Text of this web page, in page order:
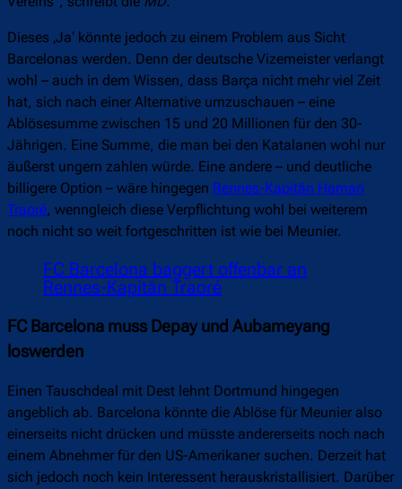
Dieses ‚Ja‘ könnte jedoch zu einem Problem aus Sicht
Barcelonas werden. Denn der deutsche Vizemeister verlangt
wohl – auch in dem Wissen, dass Barça nicht mehr viel Zeit
hat, sich nach einer Alternative umzuschauen – eine
Ablösesumme zwischen 15 und 20 Millionen für den 30-
Jährigen. Eine Summe, die man bei den Katalanen wohl nur
äußerst ungern zahlen würde. Eine andere – und deutliche
billigere Option – wäre hingegen Rennes-Kapitän Hamari
Traoré, wenngleich diese Verpflichtung wohl bei weiterem
noch nicht so weit fortgeschritten ist wie bei Meunier.
FC Barcelona baggert offenbar an
Rennes-Kapitän Traoré
FC Barcelona muss Depay und Aubameyang
loswerden
Einen Tauschdeal mit Dest lehnt Dortmund hingegen
angeblich ab. Barcelona könnte die Ablöse für Meunier also
einerseits nicht drücken und müsste andererseits noch nach
einem Abnehmer für den US-Amerikaner suchen. Derzeit hat
sich jedoch noch kein Interessent herauskristallisiert. Darüber